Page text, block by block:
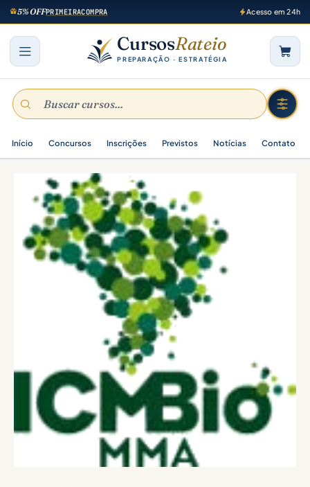
5% OFFPRIMEIRACOMPRA Acesso em 24h
CursosRateio
PREPARAÇÃO · ESTRATÉGIA
Início Concursos Inscrições Previstos Notícias Contato